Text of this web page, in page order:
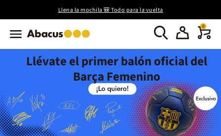
Llena la mochila 🎒 Todo para la vuelta
0
Llévate el primer balón oficial del
Barça Femenino